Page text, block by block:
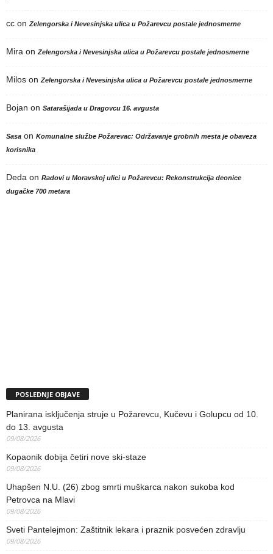
cc on Zelengorska i Nevesinjska ulica u Požarevcu postale jednosmerne
Mira on Zelengorska i Nevesinjska ulica u Požarevcu postale jednosmerne
Milos on Zelengorska i Nevesinjska ulica u Požarevcu postale jednosmerne
Bojan on Satarašijada u Dragovcu 16. avgusta
Sasa on Komunalne službe Požarevac: Održavanje grobnih mesta je obaveza
korisnika
Deda on Radovi u Moravskoj ulici u Požarevcu: Rekonstrukcija deonice
dugačke 700 metara
POSLEDNJE OBJAVE
Planirana isključenja struje u Požarevcu, Kučevu i Golupcu od 10.
do 13. avgusta
09/08/2026
Kopaonik dobija četiri nove ski-staze
09/08/2026
Uhapšen N.U. (26) zbog smrti muškarca nakon sukoba kod
Petrovca na Mlavi
09/08/2026
Sveti Pantelejmon: Zaštitnik lekara i praznik posvećen zdravlju
09/08/2026